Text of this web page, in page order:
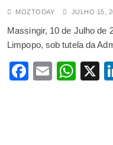
MOZTODAY JULHO 15,
Massingir, 10 de Julho de
Limpopo, sob tutela da
Facebook
Email X